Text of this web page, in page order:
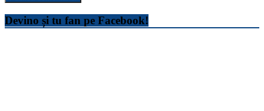
Devino și tu fan pe Facebook!